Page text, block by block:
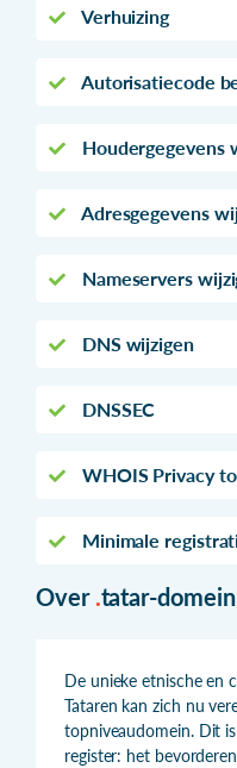
Verhuizing
Autorisatiecode
Houdergegevens
Adresgegevens
Nameservers
DNS wijzigen
DNSSEC
WHOIS Privacy
Minimale
Over .tatar-
De unieke etnische en
Tataren kan zich nu
topniveaudomein. Dit
register: het